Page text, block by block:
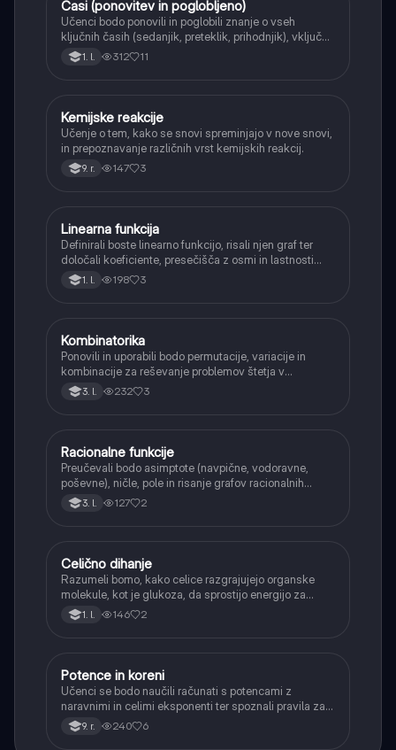
Angleščina
Časi (ponovitev in poglobljeno)
Učenci bodo ponovili in poglobili znanje o vseh
ključnih časih (sedanjik, preteklik, prihodnjik), vključno
s Perfect tenses (Present Perfect Continuous, Past
Perfect, Future Perfect) in njihovo uporabo.
1. l. 312 11
Naravoslovje
Kemijske reakcije
Učenje o tem, kako se snovi spreminjajo v nove snovi,
in prepoznavanje različnih vrst kemijskih reakcij.
9. r. 147 3
Matematika
Linearna funkcija
Definirali boste linearno funkcijo, risali njen graf ter
določali koeficiente, presečišča z osmi in lastnosti
(naraščanje/padanje).
1. l. 198 3
Matematika
Kombinatorika
Ponovili in uporabili bodo permutacije, variacije in
kombinacije za reševanje problemov štetja v
verjetnosti.
3. l. 232 3
Matematika
Racionalne funkcije
Preučevali bodo asimptote (navpične, vodoravne,
poševne), ničle, pole in risanje grafov racionalnih
funkcij.
3. l. 127 2
Biologija
Celično dihanje
Razumeli bomo, kako celice razgrajujejo organske
molekule, kot je glukoza, da sprostijo energijo za
svoje delovanje.
1. l. 146 2
Matematika
Potence in koreni
Učenci se bodo naučili računati s potencami z
naravnimi in celimi eksponenti ter spoznali pravila za
računanje z njimi. Obravnavali bodo kvadratne in
kubične korene ter delno korenjenje in racionalizacijo
9. r. 240 6